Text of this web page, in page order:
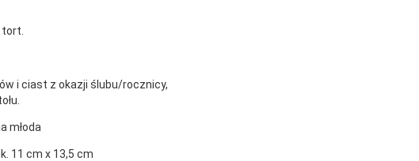
i ciast z okazji ślubu/rocznicy,
młoda
11 cm x 13,5 cm